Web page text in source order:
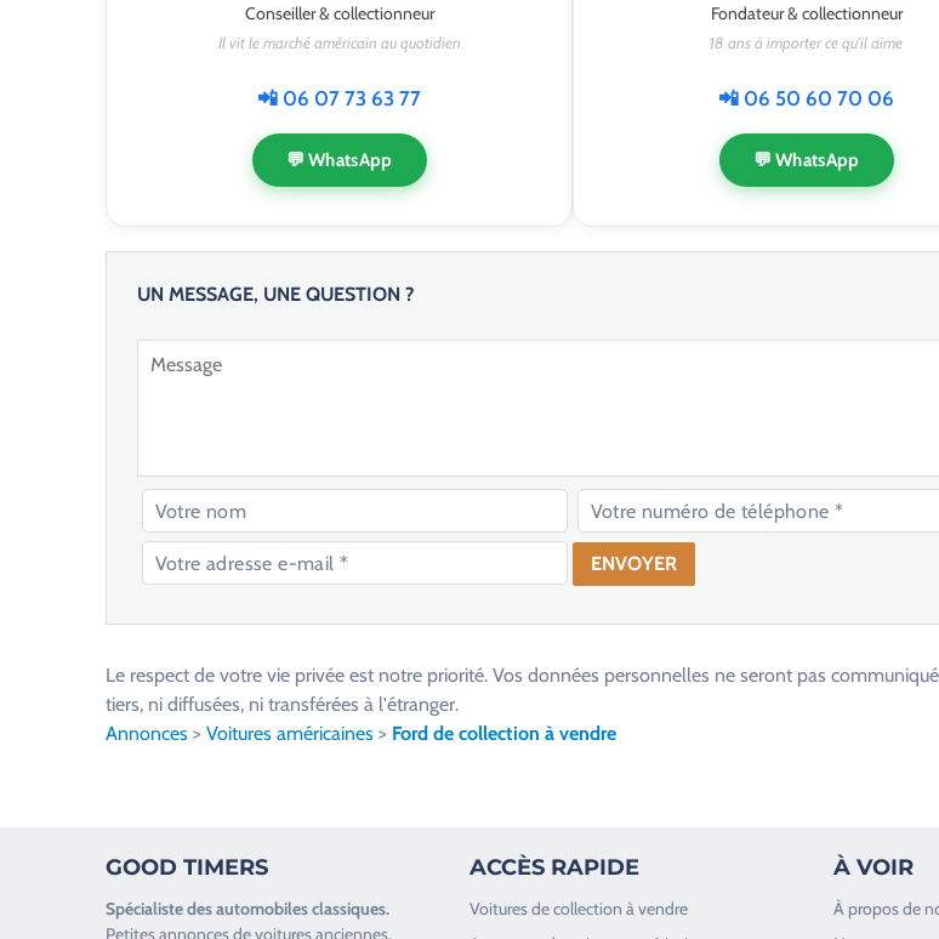
Conseiller & collectionneur
Il vit le marché américain au quotidien
📲 06 07 73 63 77
💬 WhatsApp
Fondateur & collectionneur
18 ans à importer ce qu'il aime
📲 06 50 60 70 06
💬 WhatsApp
UN MESSAGE, UNE QUESTION ?
l
a
Le respect de votre vie privée est notre priorité. Vos données personnelles ne seront pas
tiers, ni diffusées, ni transférées à l'étranger.
Annonces > Voitures américaines > Ford de collection à vendre
GOOD TIMERS
Spécialiste desautomobiles classiques.
Petites annonces devoitures anciennes.
ACCÈS RAPIDE
Voitures de collection à vendre
À VOIR
À propos de